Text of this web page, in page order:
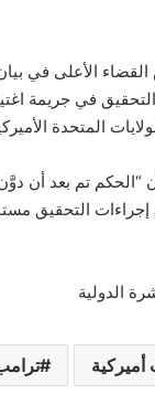
الأعلى في
في جريمة
الأميركية السابق
“الحكم تم بعد أن
التحقيق
الدولية
أميركية